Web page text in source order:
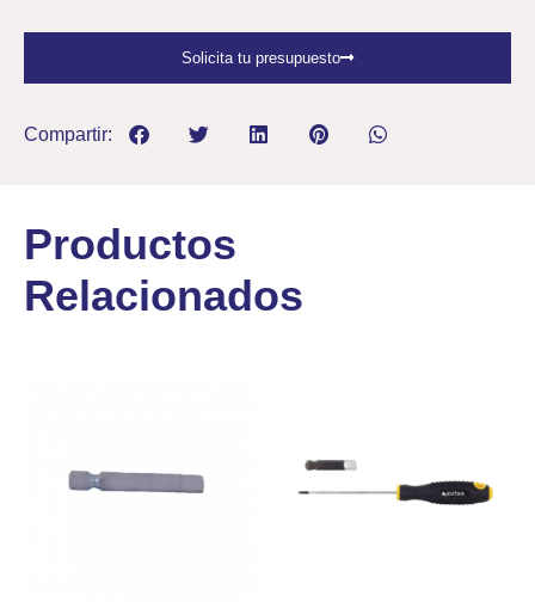
Solicita tu presupuesto
Compartir:
Productos
Relacionados